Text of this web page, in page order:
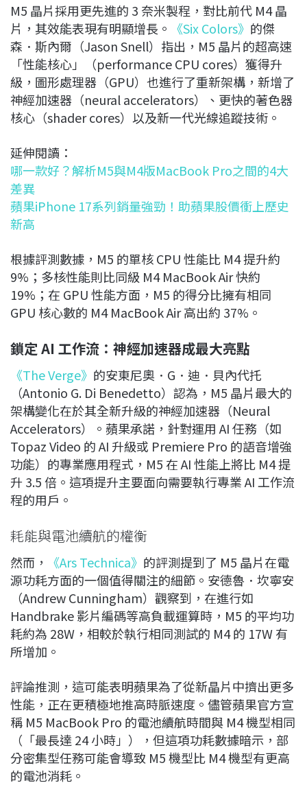
M5 晶片採用更先進的 3 奈米製程，對比前代 M4 晶
片，其效能表現有明顯增長。 《Six Colors》 的傑
森．斯內爾（Jason Snell）指出，M5 晶片的超高速
「性能核心」（performance CPU cores）獲得升
級，圖形處理器（GPU）也進行了重新架構，新增了
神經加速器（neural accelerators）、更快的著色器
核心（shader cores）以及新一代光線追蹤技術。
延伸閱讀：
哪一款好？解析M5與M4版MacBook Pro之間的4大
差異
蘋果iPhone 17系列銷量強勁！助蘋果股價衝上歷史
新高
根據評測數據，M5 的單核 CPU 性能比 M4 提升約
9%；多核性能則比同級 M4 MacBook Air 快約
19%；在 GPU 性能方面，M5 的得分比擁有相同
GPU 核心數的 M4 MacBook Air 高出約 37%。
鎖定 AI 工作流：神經加速器成最大亮點
《The Verge》 的安東尼奧．G．迪．貝內代托
（Antonio G. Di Benedetto）認為，M5 晶片最大的
架構變化在於其全新升級的神經加速器（Neural
Accelerators）。蘋果承諾，針對運用 AI 任務（如
Topaz Video 的 AI 升級或 Premiere Pro 的語音增強
功能）的專業應用程式，M5 在 AI 性能上將比 M4 提
升 3.5 倍。這項提升主要面向需要執行專業 AI 工作流
程的用戶。
耗能與電池續航的權衡
然而， 《Ars Technica》 的評測提到了 M5 晶片在電
源功耗方面的一個值得關注的細節。安德魯．坎寧安
（Andrew Cunningham）觀察到，在進行如
Handbrake 影片編碼等高負載運算時，M5 的平均功
耗約為 28W，相較於執行相同測試的 M4 的 17W 有
所增加。
評論推測，這可能表明蘋果為了從新晶片中擠出更多
性能，正在更積極地推高時脈速度。儘管蘋果官方宣
稱 M5 MacBook Pro 的電池續航時間與 M4 機型相同
（「最長達 24 小時」），但這項功耗數據暗示，部
分密集型任務可能會導致 M5 機型比 M4 機型有更高
的電池消耗。